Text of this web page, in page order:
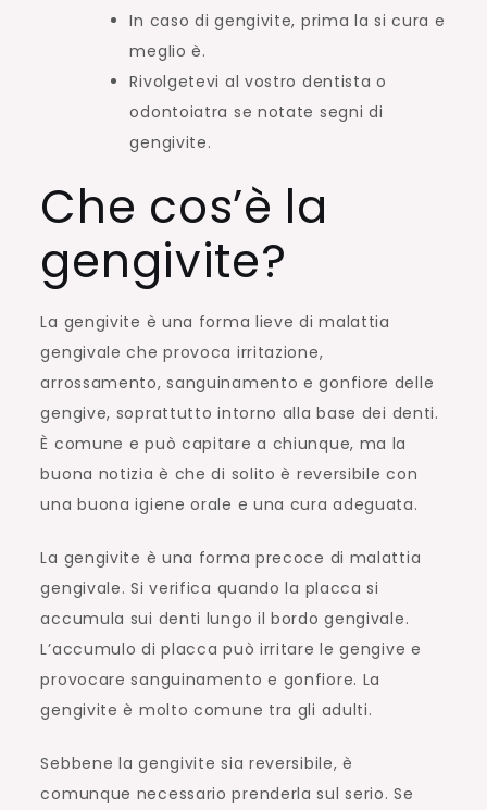
In caso di gengivite, prima la si cura e
meglio è.
Rivolgetevi al vostro dentista o
odontoiatra se notate segni di
gengivite.
Che cos’è la
gengivite?
La gengivite è una forma lieve di malattia
gengivale che provoca irritazione,
arrossamento, sanguinamento e gonfiore delle
gengive, soprattutto intorno alla base dei denti.
È comune e può capitare a chiunque, ma la
buona notizia è che di solito è reversibile con
una buona igiene orale e una cura adeguata.
La gengivite è una forma precoce di malattia
gengivale. Si verifica quando la placca si
accumula sui denti lungo il bordo gengivale.
L’accumulo di placca può irritare le gengive e
provocare sanguinamento e gonfiore. La
gengivite è molto comune tra gli adulti.
Sebbene la gengivite sia reversibile, è
comunque necessario prenderla sul serio. Se